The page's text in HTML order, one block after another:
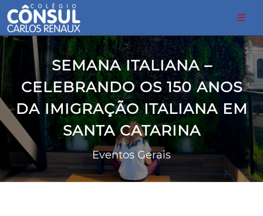
SEMANA ITALIANA –
CELEBRANDO OS 150 ANOS
DA IMIGRAÇÃO ITALIANA EM
SANTA CATARINA
Eventos Gerais